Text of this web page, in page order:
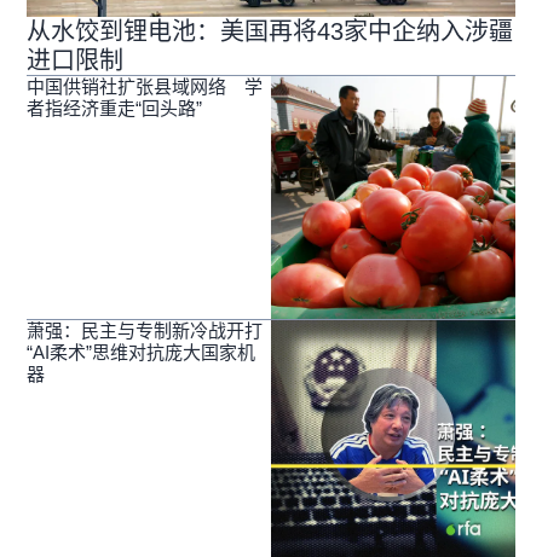
从水饺到锂电池：美国再将43家中企纳入涉疆
进口限制
中国供销社扩张县域网络 学
者指经济重走“回头路”
萧强：民主与专制新冷战开打
“AI柔术”思维对抗庞大国家机
器